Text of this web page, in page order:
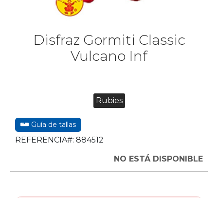
Disfraz Gormiti Classic
Vulcano Inf
Rubies
Guía de tallas
REFERENCIA#: 884512
NO ESTÁ DISPONIBLE